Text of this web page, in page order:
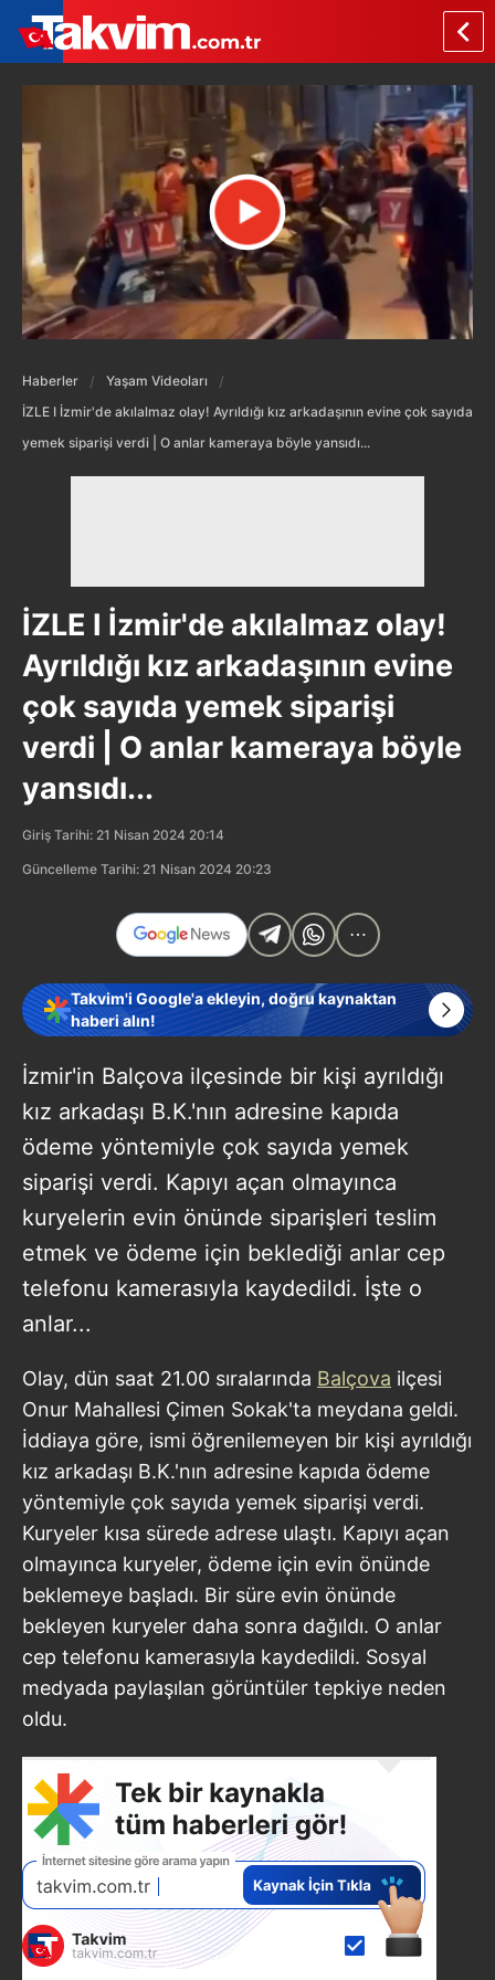
Haberler
Yaşam Videoları
İZLE I İzmir'de akılalmaz olay! Ayrıldığı kız arkadaşının evine çok sayıda
yemek siparişi verdi | O anlar kameraya böyle yansıdı...
İZLE I İzmir'de akılalmaz olay!
Ayrıldığı kız arkadaşının evine
çok sayıda yemek siparişi
verdi | O anlar kameraya böyle
yansıdı...
Giriş Tarihi: 21 Nisan 2024 20:14
Güncelleme Tarihi: 21 Nisan 2024 20:23
Takvim'i Google'a ekleyin, doğru kaynaktan
haberi alın!
İzmir'in Balçova ilçesinde bir kişi ayrıldığı
kız arkadaşı B.K.'nın adresine kapıda
ödeme yöntemiyle çok sayıda yemek
siparişi verdi. Kapıyı açan olmayınca
kuryelerin evin önünde siparişleri teslim
etmek ve ödeme için beklediği anlar cep
telefonu kamerasıyla kaydedildi. İşte o
anlar...
Olay, dün saat 21.00 sıralarında Balçova ilçesi
Onur Mahallesi Çimen Sokak'ta meydana geldi.
İddiaya göre, ismi öğrenilemeyen bir kişi ayrıldığı
kız arkadaşı B.K.'nın adresine kapıda ödeme
yöntemiyle çok sayıda yemek siparişi verdi.
Kuryeler kısa sürede adrese ulaştı. Kapıyı açan
olmayınca kuryeler, ödeme için evin önünde
beklemeye başladı. Bir süre evin önünde
bekleyen kuryeler daha sonra dağıldı. O anlar
cep telefonu kamerasıyla kaydedildi. Sosyal
medyada paylaşılan görüntüler tepkiye neden
oldu.